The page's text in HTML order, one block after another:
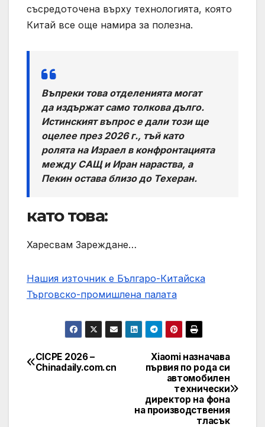
съсредоточена върху технологията, която
Китай все още намира за полезна.
Въпреки това отделенията могат
да издържат само толкова дълго.
Истинският въпрос е дали този ще
оцелее през 2026 г., тъй като
ролята на Израел в конфронтацията
между САЩ и Иран нараства, а
Пекин остава близо до Техеран.
като това:
Харесвам Зареждане…
Нашия източник е Българо-Китайска
Търговско-промишлена палaта
Post
Xiaomi назначава
първия по рода си
автомобилен
технически
директор на фона
на производствения
тласък
CICPE 2026 –
Chinadaily.com.cn